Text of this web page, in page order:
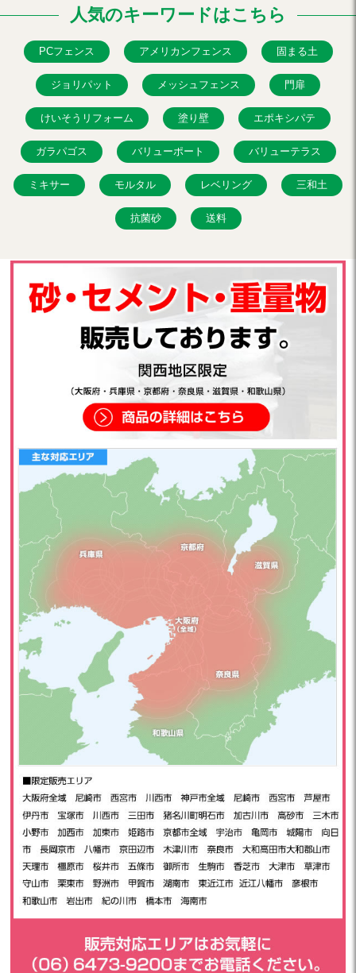
人気のキーワードはこちら
PCフェンス アメリカンフェンス 固まる土
ジョリパット メッシュフェンス 門扉
けいそうリフォーム 塗り壁 エポキシパテ
ガラパゴス バリューポート バリューテラス
ミキサー モルタル レベリング 三和土
抗菌砂 送料